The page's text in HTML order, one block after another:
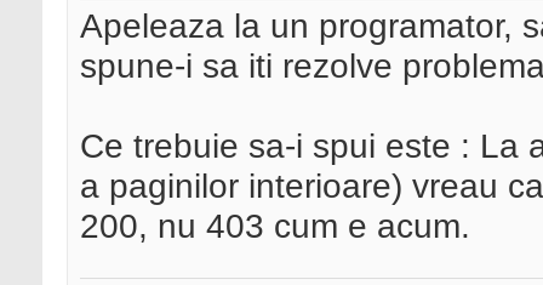
Apeleaza la un programator,
spune-i sa iti rezolve
Ce trebuie sa-i spui este : La
a paginilor interioare) vreau
200, nu 403 cum e acum.